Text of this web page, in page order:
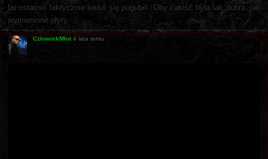
bo ostatnio faktycznie lekko się pogubili. Oby całość była tak dobra, jak
wymienione płyty.
CzłowiekMłot 4 lata temu